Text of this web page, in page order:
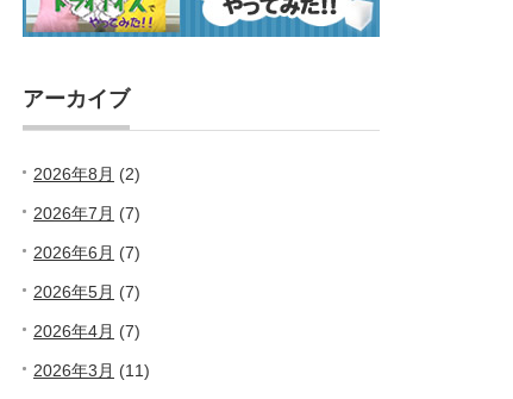
アーカイブ
2026年8月 (2)
2026年7月 (7)
2026年6月 (7)
2026年5月 (7)
2026年4月 (7)
2026年3月 (11)